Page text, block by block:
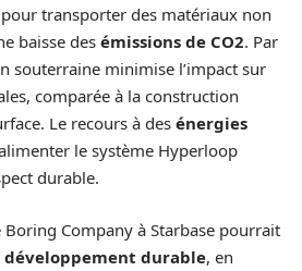
transporter des matériaux non
baisse des émissions de CO2. Par
souterraine minimise l’impact sur
comparée à la construction
Le recours à des énergies
le système Hyperloop
durable.
Company à Starbase pourrait
développement durable, en